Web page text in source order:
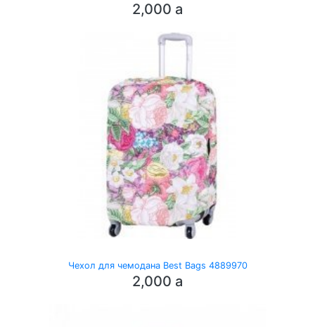
2,000 a
Чехол для чемодана Best Bags 4889970
2,000 a